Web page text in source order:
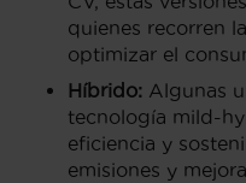
quienes recorren
optimizar el
Híbrido: Algunas
tecnología mild-
eficiencia y
emisiones y